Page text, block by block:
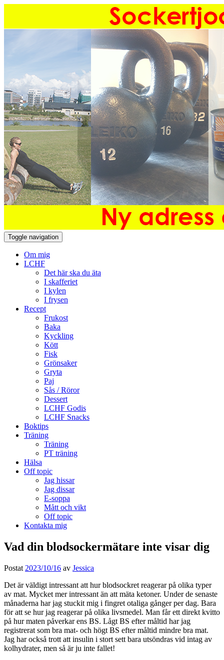
Toggle navigation
Om mig
LCHF
Det här ska du äta
I skafferiet
I kylen
I frysen
Recept
Frukost
Baka
Kyckling
Kött
Fisk
Grönsaker
Gryta
Paj
Sås / Röror
Dessert
LCHF Godis
LCHF Snacks
Boktips
Träning
Träning
PT träning
Hälsa
Off topic
Jag hissar
Jag dissar
E-soppa
Mått och vikt
Off topic
Kontakta mig
Vad din blodsockermätare inte visar dig
Postat 2023/10/16 av Jessica
Det är väldigt intressant att hur blodsockret reagerar på olika typer
av mat. Mycket mer intressant än att mäta ketoner. Under de senaste
månaderna har jag stuckit mig i fingret otaliga gånger per dag. Bara
för att se hur jag reagerar på olika livsmedel. Man får ett direkt kvitto
på hur maten påverkar ens BS. Lågt BS efter måltid har jag
registrerat som bra mat- och högt BS efter måltid mindre bra mat.
Jag har också trott att insulin i stort sett bara utsöndras vid intag av
kolhydrater, men så är ju inte fallet!